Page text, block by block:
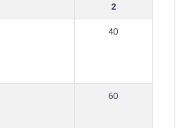
2
40
60